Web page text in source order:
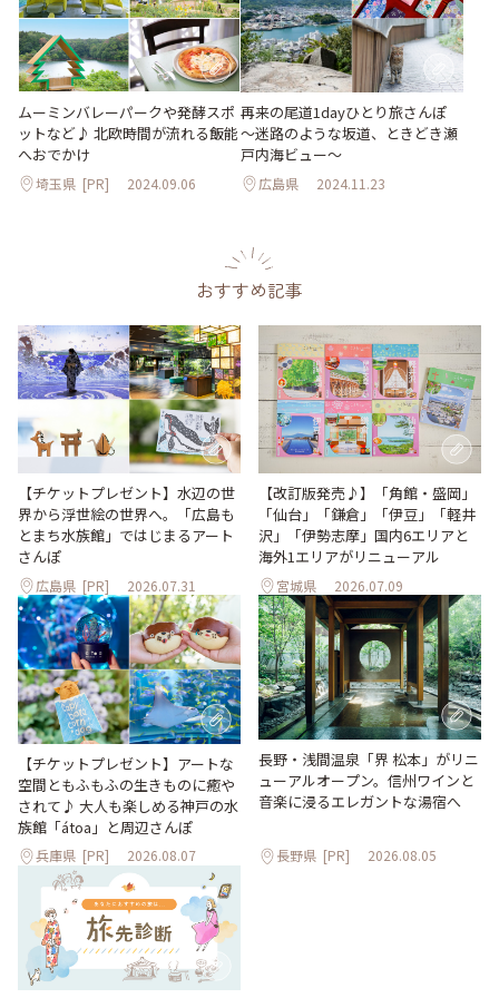
ムーミンバレーパークや発酵スポ
ットなど♪ 北欧時間が流れる飯能
へおでかけ
埼玉県 [PR] 2024.09.06
再来の尾道1dayひとり旅さんぽ
～迷路のような坂道、ときどき瀬
戸内海ビュー～
広島県 2024.11.23
おすすめ記事
【チケットプレゼント】水辺の世
界から浮世絵の世界へ。「広島も
とまち水族館」ではじまるアート
さんぽ
広島県 [PR] 2026.07.31
【改訂版発売♪】「角館・盛岡」
「仙台」「鎌倉」「伊豆」「軽井
沢」「伊勢志摩」国内6エリアと
海外1エリアがリニューアル
宮城県 2026.07.09
【チケットプレゼント】アートな
空間ともふもふの生きものに癒や
されて♪ 大人も楽しめる神戸の水
族館「átoa」と周辺さんぽ
兵庫県 [PR] 2026.08.07
長野・浅間温泉「界 松本」がリニ
ューアルオープン。信州ワインと
音楽に浸るエレガントな湯宿へ
長野県 [PR] 2026.08.05